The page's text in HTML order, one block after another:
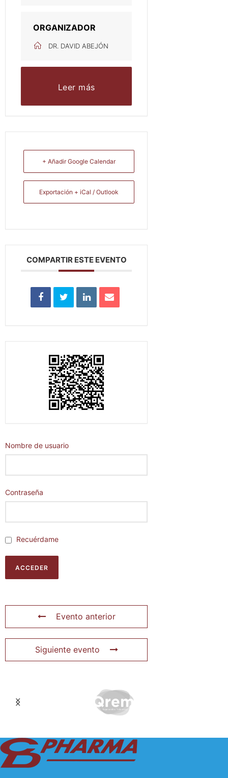
ORGANIZADOR
DR. DAVID ABEJÓN
Leer más
+ Añadir Google Calendar
Exportación + iCal / Outlook
COMPARTIR ESTE EVENTO
Nombre de usuario
Contraseña
Recuérdame
Evento anterior
Siguiente evento